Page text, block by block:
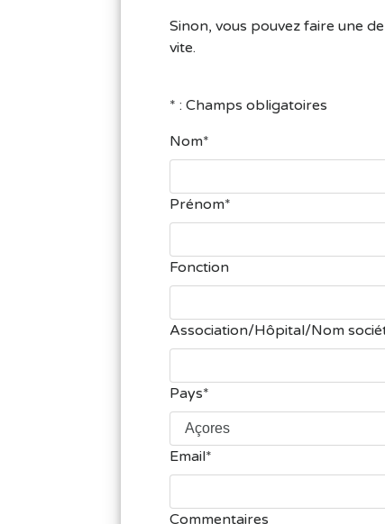
Sinon, vous pouvez faire une
vite.
* : Champs obligatoires
Nom
Prénom
Fonction
Association/Hôpital/Nom
Pays
Email
Commentaires